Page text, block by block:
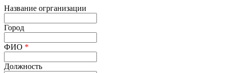
Название огрганизации
Город
ФИО *
Должность